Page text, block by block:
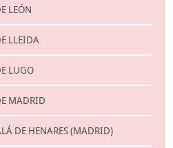
LEÓN
LLEIDA
LUGO
MADRID
DE HENARES (MADRID)